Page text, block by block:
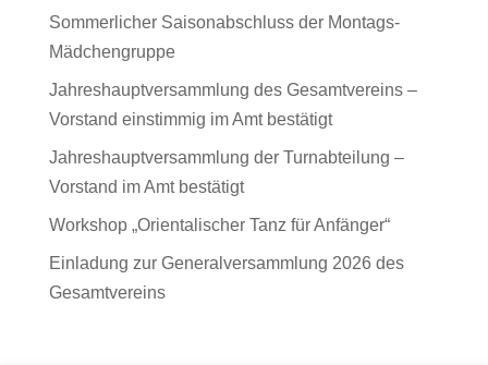
Sommerlicher Saisonabschluss der Montags-
Mädchengruppe
Jahreshauptversammlung des Gesamtvereins –
Vorstand einstimmig im Amt bestätigt
Jahreshauptversammlung der Turnabteilung –
Vorstand im Amt bestätigt
Workshop „Orientalischer Tanz für Anfänger“
Einladung zur Generalversammlung 2026 des
Gesamtvereins